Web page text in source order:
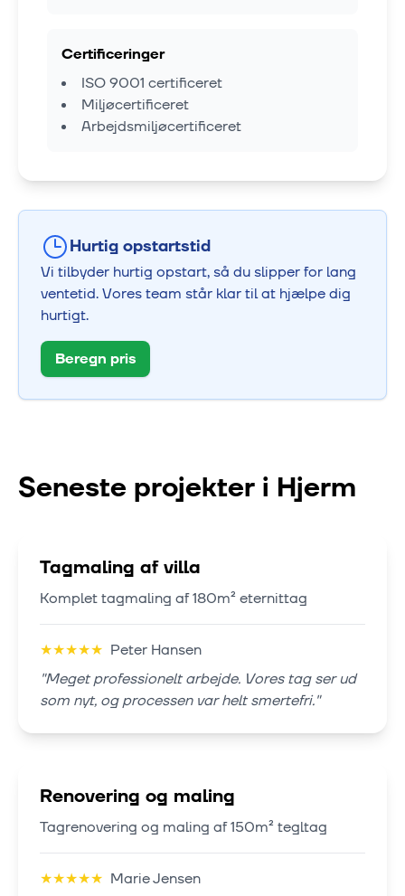
Certificeringer
ISO 9001 certificeret
Miljøcertificeret
Arbejdsmiljøcertificeret
Hurtig opstartstid
Vi tilbyder hurtig opstart, så du slipper for lang
ventetid. Vores team står klar til at hjælpe dig
hurtigt.
Beregn pris
Seneste projekter i Hjerm
Tagmaling af villa
Komplet tagmaling af 180m² eternittag
★★★★★ Peter Hansen
"Meget professionelt arbejde. Vores tag ser ud
som nyt, og processen var helt smertefri."
Renovering og maling
Tagrenovering og maling af 150m² tegltag
★★★★★ Marie Jensen